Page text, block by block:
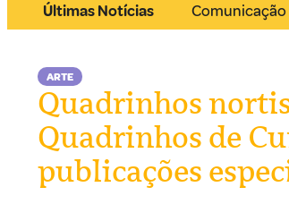
Últimas Notícias Comunicação
ARTE
Quadrinhos
Quadrinhos de
publicações